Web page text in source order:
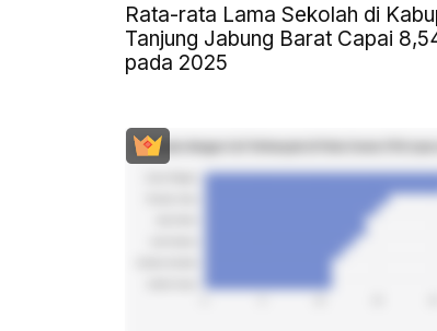
Rata-rata Lama Sekolah di
Tanjung Jabung Barat Capai
pada 2025